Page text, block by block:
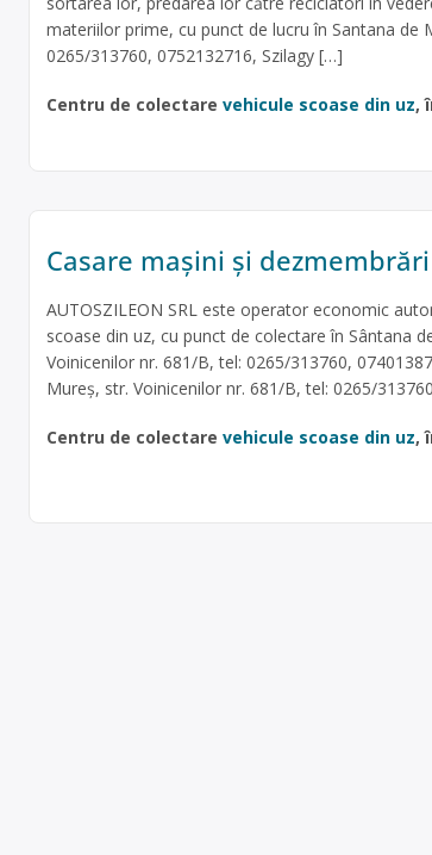
materiilor prime, cu punct de lucru în Santana de
0265/313760, 0752132716, Szilagy […]
Centru de colectare vehicule scoase din uz,
Casare mașini și
AUTOSZILEON SRL este operator economic
scoase din uz, cu punct de colectare în Sântana
Voinicenilor nr. 681/B, tel: 0265/313760,
Mureș, str. Voinicenilor nr. 681/B, tel: 0265/
Centru de colectare vehicule scoase din uz,